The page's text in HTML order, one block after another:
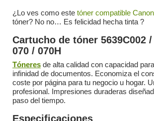
¿Lo ves como este tóner compatible Canon
tóner? No no… Es felicidad hecha tinta ?
Cartucho de tóner 5639C002 /
070 / 070H
Tóneres de alta calidad con capacidad
infinidad de documentos. Economiza el
coste por página para tu negocio u hogar.
profesional. Impresiones duraderas
paso del tiempo.
Especificaciones